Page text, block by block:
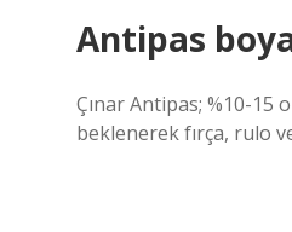
Antipas
Çınar Antipas; %10-15
beklenerek fırça, rulo